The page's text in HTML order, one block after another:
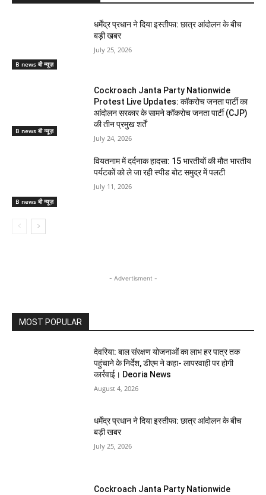
B news बी न्यूज़
धर्मेंद्र प्रधान ने दिया इस्तीफा: छात्र आंदोलन के बीच
बड़ी खबर
July 25, 2026
B news बी न्यूज़
Cockroach Janta Party Nationwide
Protest Live Updates: कॉकरोच जनता पार्टी का
आंदोलन सरकार के सामने कॉकरोच जनता पार्टी (CJP)
की तीन प्रमुख शर्तें
July 24, 2026
B news बी न्यूज़
वियतनाम में दर्दनाक हादसा: 15 भारतीयों की मौत भारतीय
पर्यटकों को ले जा रही स्पीड बोट समुद्र में पलटी
July 11, 2026
- Advertisment -
MOST POPULAR
देवरिया: बाल संरक्षण योजनाओं का लाभ हर पात्र तक
पहुंचाने के निर्देश, डीएम ने कहा- लापरवाही पर होगी
कार्रवाई। Deoria News
August 4, 2026
धर्मेंद्र प्रधान ने दिया इस्तीफा: छात्र आंदोलन के बीच
बड़ी खबर
July 25, 2026
Cockroach Janta Party Nationwide